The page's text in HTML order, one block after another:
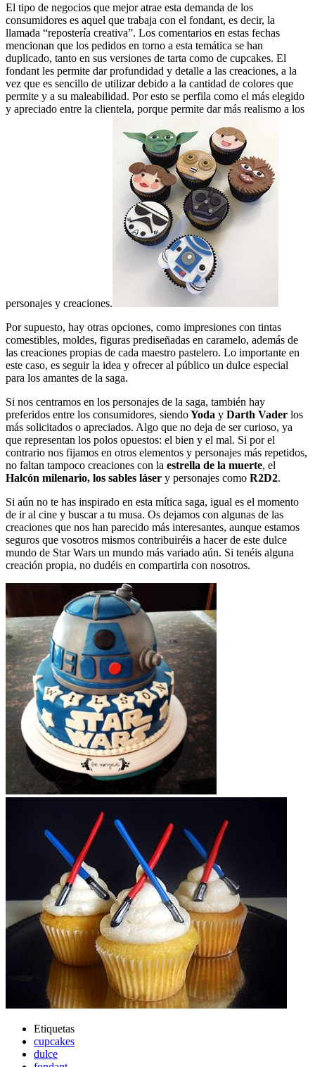
El tipo de negocios que mejor atrae esta demanda de los
consumidores es aquel que trabaja con el fondant, es decir, la
llamada “repostería creativa”. Los comentarios en estas fechas
mencionan que los pedidos en torno a esta temática se han
duplicado, tanto en sus versiones de tarta como de cupcakes. El
fondant les permite dar profundidad y detalle a las creaciones, a la
vez que es sencillo de utilizar debido a la cantidad de colores que
permite y a su maleabilidad. Por esto se perfila como el más elegido
y apreciado entre la clientela, porque permite dar más realismo a los
personajes y creaciones.
Por supuesto, hay otras opciones, como impresiones con tintas
comestibles, moldes, figuras prediseñadas en caramelo, además de
las creaciones propias de cada maestro pastelero. Lo importante en
este caso, es seguir la idea y ofrecer al público un dulce especial
para los amantes de la saga.
Si nos centramos en los personajes de la saga, también hay
preferidos entre los consumidores, siendoYoda y Darth Vader los
más solicitados o apreciados. Algo que no deja de ser curioso, ya
que representan los polos opuestos: el bien y el mal. Si por el
contrario nos fijamos en otros elementos y personajes más repetidos,
no faltan tampoco creaciones con la estrella de la muerte, el
Halcón milenario, los sables láser y personajes como R2D2.
Si aún no te has inspirado en esta mítica saga, igual es el momento
de ir al cine y buscar a tu musa. Os dejamos con algunas de las
creaciones que nos han parecido más interesantes, aunque estamos
seguros que vosotros mismos contribuiréis a hacer de este dulce
mundo de Star Wars un mundo más variado aún. Si tenéis alguna
creación propia, no dudéis en compartirla con nosotros.
Etiquetas
cupcakes
dulce